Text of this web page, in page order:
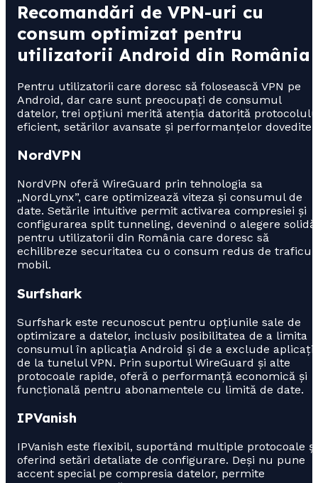
Recomandări de VPN-uri cu
consum optimizat pentru
utilizatorii Android din România
Pentru utilizatorii care doresc să folosească VPN pe
Android, dar care sunt preocupați de consumul
datelor, trei opțiuni merită atenția datorită
eficient, setărilor avansate și performanțelor dovedite:
NordVPN
NordVPN oferă WireGuard prin tehnologia sa
„NordLynx”, care optimizează viteza și consumul de
date. Setările intuitive permit activarea compresiei și
configurarea split tunneling, devenind o alegere solidă
pentru utilizatorii din România care doresc să
echilibreze securitatea cu o consum redus de traficul
mobil.
Surfshark
Surfshark este recunoscut pentru opțiunile sale de
optimizare a datelor, inclusiv posibilitatea de a limita
consumul în aplicația Android și de a exclude aplicații
de la tunelul VPN. Prin suportul WireGuard și alte
protocoale rapide, oferă o performanță economică și
funcțională pentru abonamentele cu limită de date.
IPVanish
IPVanish este flexibil, suportând multiple protocoale și
oferind setări detaliate de configurare. Deși nu pune
accent special pe compresia datelor, permite